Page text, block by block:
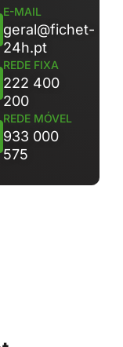
E-MAIL
geral@fichet-
24h.pt
REDE FIXA
222 400
200
REDE MÓVEL
933 000
575